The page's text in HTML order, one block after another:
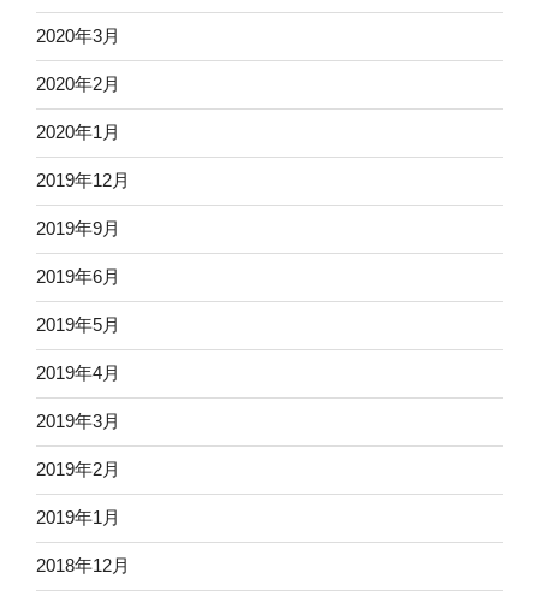
2020年3月
2020年2月
2020年1月
2019年12月
2019年9月
2019年6月
2019年5月
2019年4月
2019年3月
2019年2月
2019年1月
2018年12月